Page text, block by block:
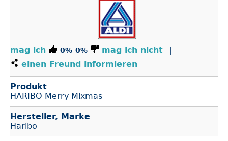
mag ich 0% 0% mag ich nicht
|
einen Freund informieren
Produkt
HARIBO Merry Mixmas
Hersteller, Marke
Haribo